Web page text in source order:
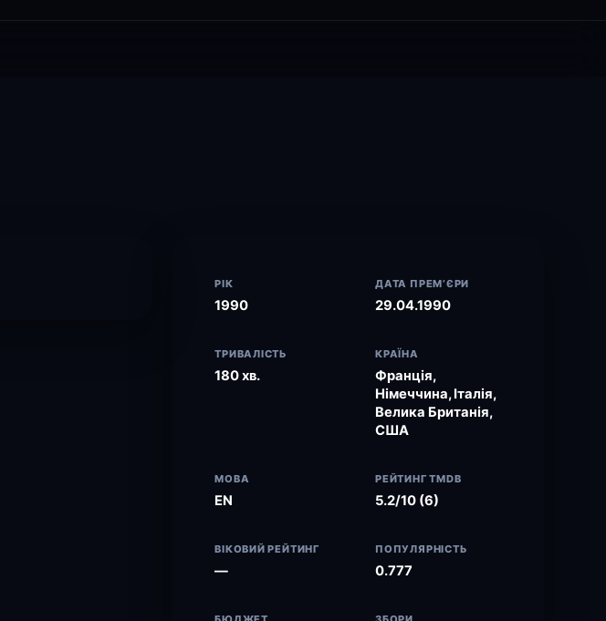
РІК
1990
ДАТА ПРЕМ’ЄРИ
29.04.1990
ТРИВАЛІСТЬ
180 хв.
КРАЇНА
Франція,
Німеччина, Італія,
Велика Британія,
США
МОВА
EN
РЕЙТИНГ TMDB
5.2/10 (6)
ВІКОВИЙ РЕЙТИНГ
—
ПОПУЛЯРНІСТЬ
0.777